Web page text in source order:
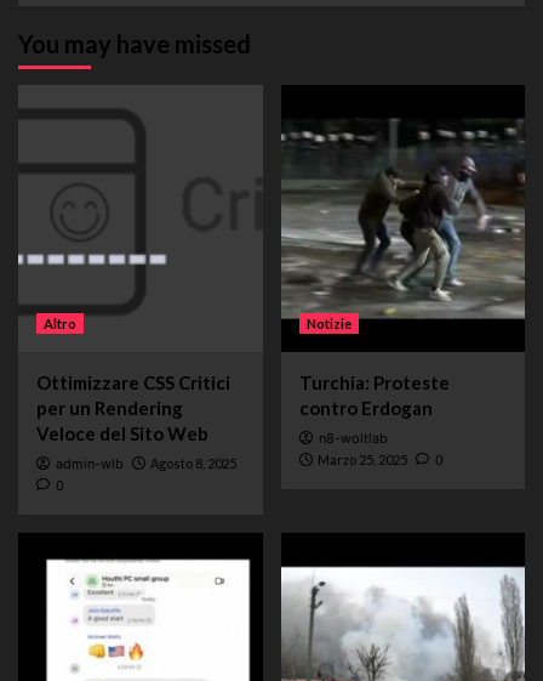
You may have missed
Altro
Ottimizzare CSS Critici
per un Rendering
Veloce del Sito Web
admin-wlb Agosto 8, 2025
0
Notizie
Turchia: Proteste
contro Erdogan
n8-woltlab
Marzo 25, 2025 0